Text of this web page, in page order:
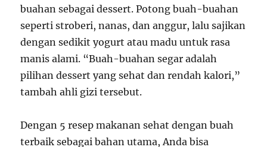
buahan sebagai dessert. Potong buah-buahan
seperti stroberi, nanas, dan anggur, lalu sajikan
dengan sedikit yogurt atau madu untuk rasa
manis alami. “Buah-buahan segar adalah
pilihan dessert yang sehat dan rendah kalori,”
tambah ahli gizi tersebut.
Dengan 5 resep makanan sehat dengan buah
terbaik sebagai bahan utama, Anda bisa